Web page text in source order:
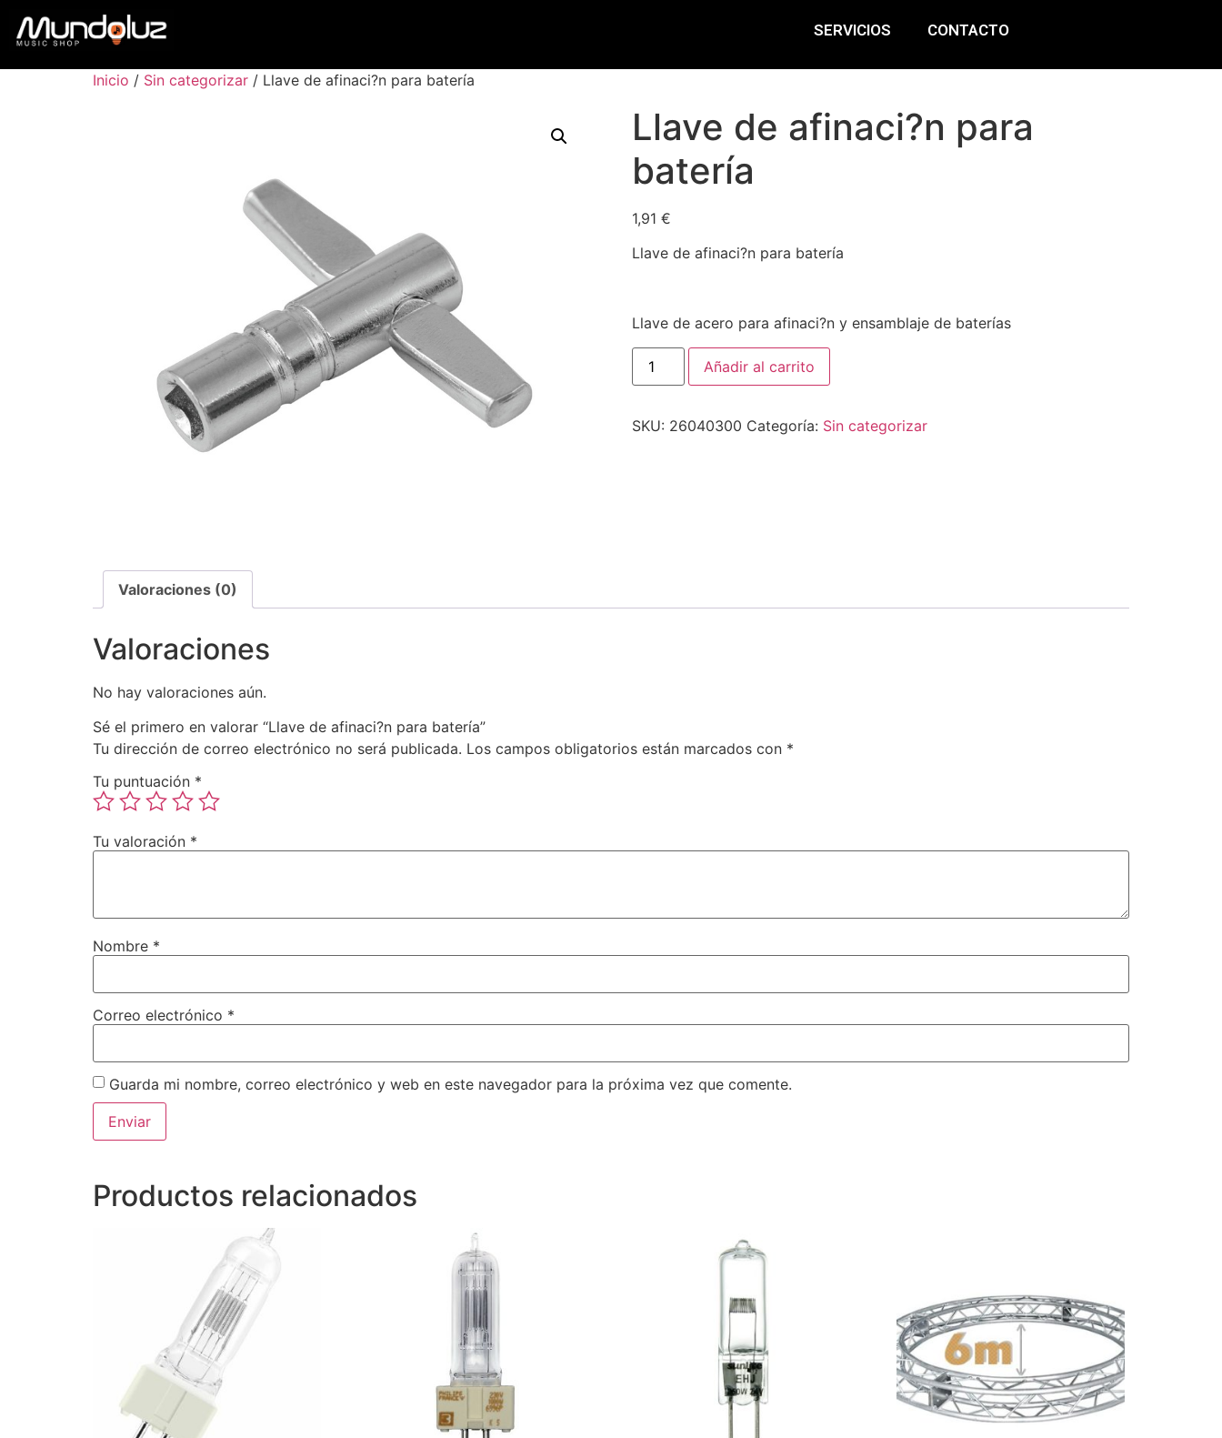
SERVICIOS CONTACTO
Inicio / Sin categorizar / Llave de afinaci?n para batería
Llave de afinaci?n para
batería
1,91 €
Llave de afinaci?n para batería
Llave de acero para afinaci?n y ensamblaje de baterías
Añadir al carrito
SKU: 26040300 Categoría: Sin categorizar
Valoraciones (0)
Valoraciones
No hay valoraciones aún.
Sé el primero en valorar “Llave de afinaci?n para batería”
Tu dirección de correo electrónico no será publicada. Los campos obligatorios están marcados con *
Tu puntuación *
Tu valoración *
Nombre *
Correo electrónico *
Guarda mi nombre, correo electrónico y web en este navegador para la próxima vez que comente.
Productos relacionados